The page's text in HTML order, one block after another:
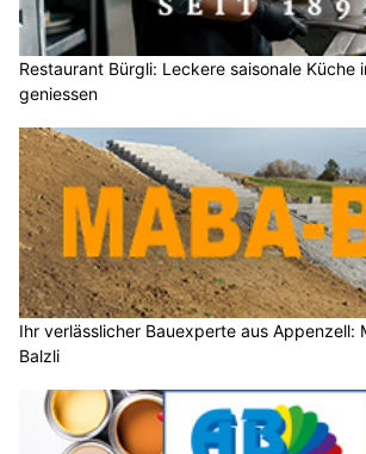
Restaurant Bürgli: Leckere saisonale Küche
geniessen
Ihr verlässlicher Bauexperte aus Appenzell:
Balzli